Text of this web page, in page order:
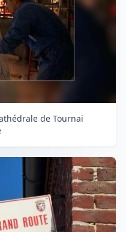
de Tournai